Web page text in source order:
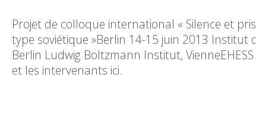
Projet de colloque international « Silence et
type soviétique »Berlin 14-15 juin 2013 Institut
Berlin Ludwig Boltzmann Institut,
et les intervenants ici.